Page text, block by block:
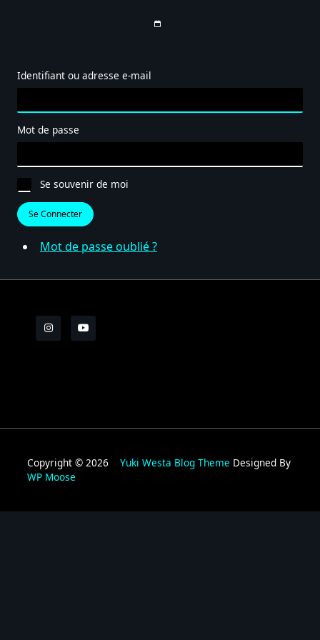
Identifiant ou adresse e-mail
Mot de passe
Se souvenir de moi
Se Connecter
Mot de passe oublié ?
Copyright © 2026 Yuki Westa Blog Theme Designed By
WP Moose